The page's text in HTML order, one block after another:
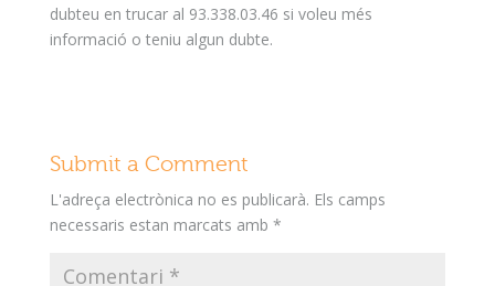
dubteu en trucar al 93.338.03.46 si voleu més
informació o teniu algun dubte.
Submit a Comment
L'adreça electrònica no es publicarà. Els camps
necessaris estan marcats amb *